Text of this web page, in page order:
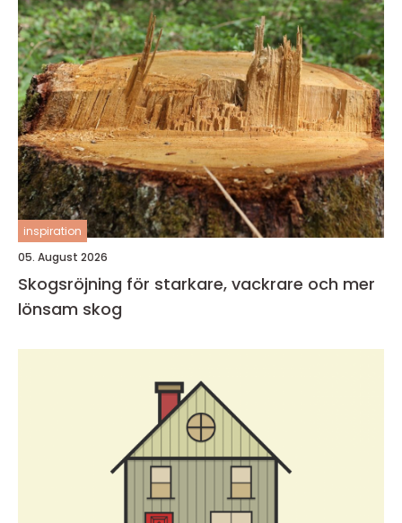
inspiration
05. August 2026
Skogsröjning för starkare, vackrare och mer
lönsam skog